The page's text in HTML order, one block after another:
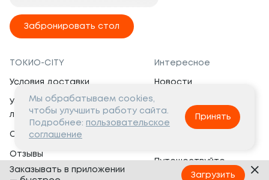
Забронировать стол
ТОКИО-CITY
Условия доставки
Условия программы
лояльности
Сертификаты
Отзывы
Банкеты
Интересное
Новости
Вакансии
Социальная жизнь
Путешествуйте
с ТОКИО-CITY
Мы обрабатываем cookies,
чтобы улучшить работу сайта.
Подробнее: пользовательское
соглашение
Принять
Заказывать в приложении
Загрузить